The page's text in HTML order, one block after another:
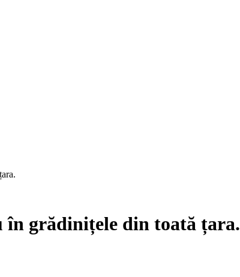
în grădinițele din toată țara.